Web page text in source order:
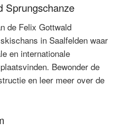
Sprungschanze
de Felix Gottwald
in Saalfelden waar
en internationale
Bewonder de
en leer meer over de